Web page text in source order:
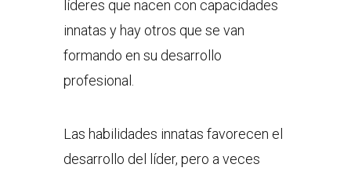
líderes que nacen con capacidades
innatas y hay otros que se van
formando en su desarrollo
profesional.
Las habilidades innatas favorecen el
desarrollo del líder, pero a veces